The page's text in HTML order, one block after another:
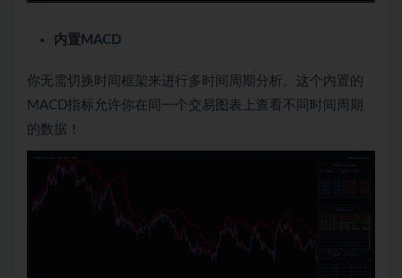
内置MACD
你无需切换时间框架来进行多时间周期分析。这个内置的
MACD指标允许你在同一个交易图表上查看不同时间周期
的数据！